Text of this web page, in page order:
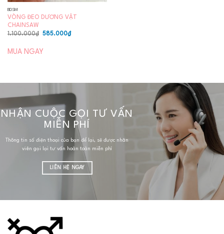
BDSM
VÒNG ĐEO DƯƠNG VẬT
CHAINSAW
1.100.000₫
Giá
1.100.000₫.
585.000₫Giá
MUA NGAY
NHẬN CUỘC GỌI TƯ VẤN
MIỄN PHÍ
Thông tin số điện thoại của bạn để lại, sẽ được nhân
viên gọi lại tư vấn hoàn toàn miễn phí
LIÊN HỆ NGAY